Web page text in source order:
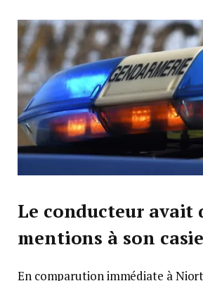
Le conducteur avait
mentions à son
En comparution immédiate à